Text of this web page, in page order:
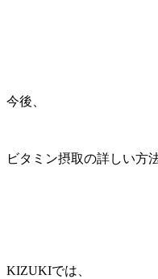
今後、
ビタミン摂取の詳しい方
KIZUKIでは、